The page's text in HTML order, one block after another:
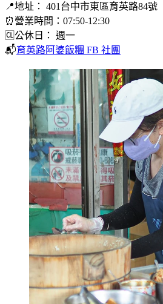
📍地址： 401台中市東區育英路84號
⏰營業時間：07:50-12:30
🆑公休日： 週一
📬育英路阿婆飯糰 FB 社團